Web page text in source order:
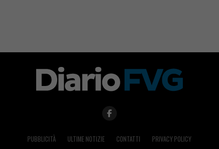
PUBBLICITÀ ULTIME NOTIZIE CONTATTI
PRIVACY POLICY